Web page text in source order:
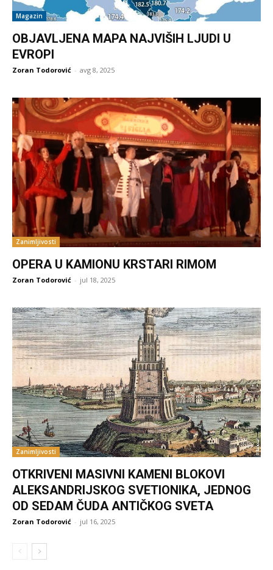
Magazin
OBJAVLJENA MAPA NAJVIŠIH LJUDI U
EVROPI
Zoran Todorović - avg 8, 2025
Zanimljivosti
OPERA U KAMIONU KRSTARI RIMOM
Zoran Todorović - jul 18, 2025
Zanimljivosti
OTKRIVENI MASIVNI KAMENI BLOKOVI
ALEKSANDRIJSKOG SVETIONIKA, JEDNOG
OD SEDAM ČUDA ANTIČKOG SVETA
Zoran Todorović - jul 16, 2025